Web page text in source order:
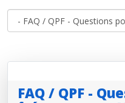
FAQ / QPF -